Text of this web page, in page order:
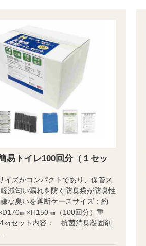
易トイレ100回分（１セッ
イズがコンパクトであり、保管ス
減匂い漏れを防ぐ防臭袋が防臭性
な臭いを遮断ケースサイズ：約
㎜×H150㎜（100回分）重
㎏セット内容： 抗菌消臭凝固剤